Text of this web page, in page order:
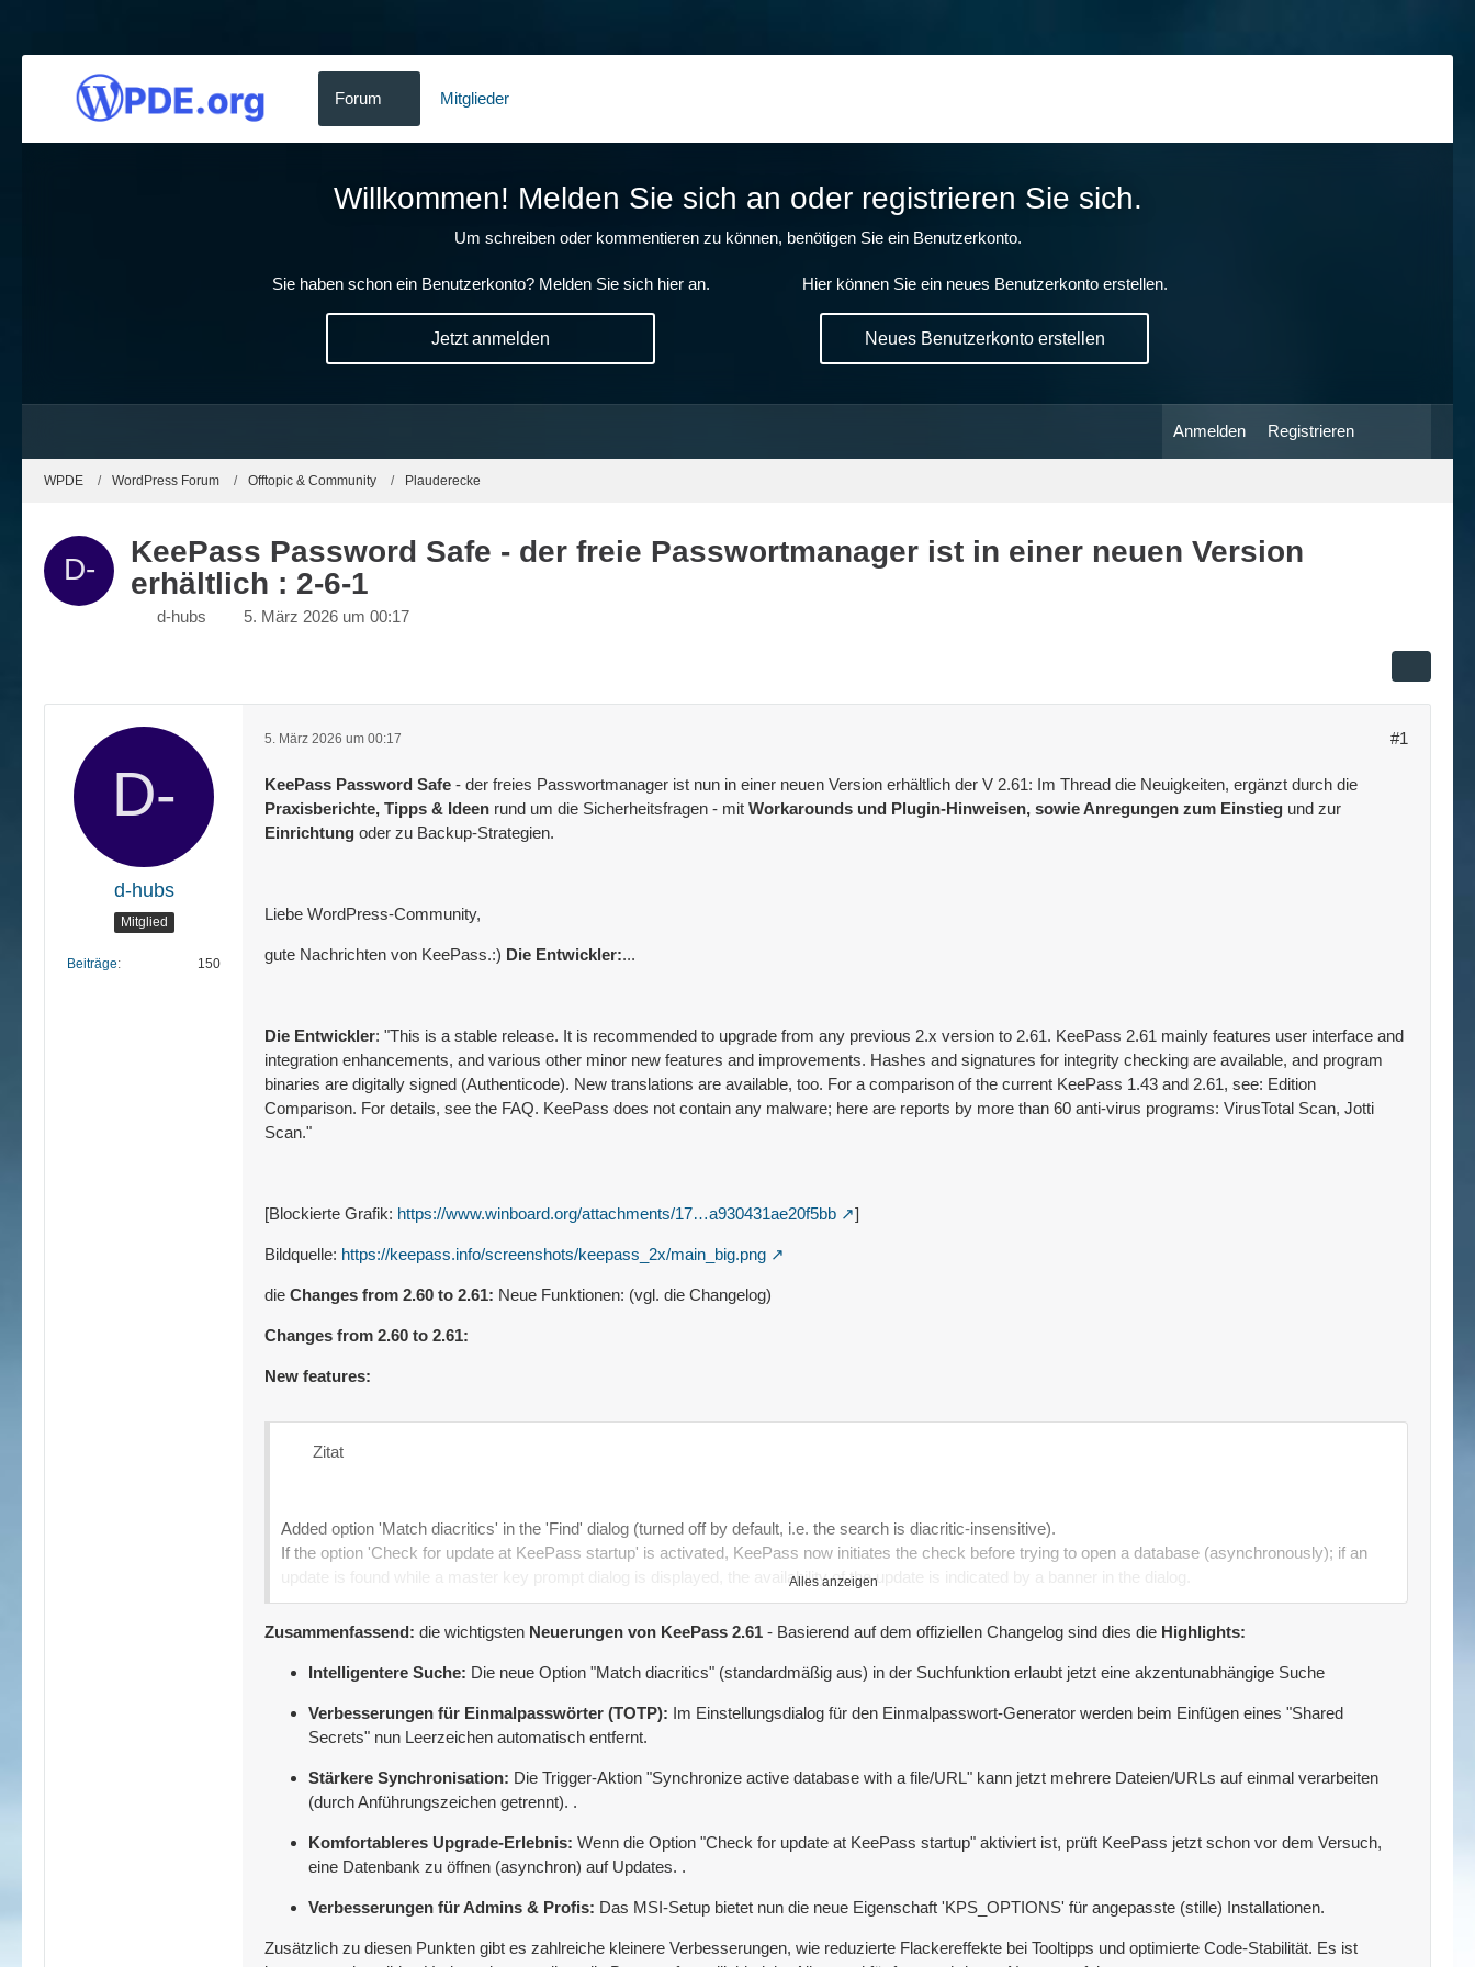
Forum Mitglieder
Willkommen! Melden Sie sich an oder registrieren Sie sich.
Um schreiben oder kommentieren zu können, benötigen Sie ein Benutzerkonto.
Sie haben schon ein Benutzerkonto? Melden Sie sich hier an.
Jetzt anmelden
Hier können Sie ein neues Benutzerkonto erstellen.
Neues Benutzerkonto erstellen
Anmelden Registrieren
WPDE WordPress Forum Offtopic & Community Plauderecke
KeePass Password Safe - der freie Passwortmanager ist in einer neuen Version
erhältlich : 2-6-1
d-hubs 5. März 2026 um 00:17
d-hubs
Mitglied
Beiträge 150
5. März 2026 um 00:17 #1
KeePass Password Safe - der freies Passwortmanager ist nun in einer neuen Version erhältlich der V 2.61: Im Thread die Neuigkeiten, ergänzt durch die
Praxisberichte, Tipps & Ideen rund um die Sicherheitsfragen - mit Workarounds und Plugin-Hinweisen, sowie Anregungen zum Einstieg und zur
Einrichtung oder zu Backup-Strategien.
Liebe WordPress-Community,
gute Nachrichten von KeePass.:) Die Entwickler:...
Die Entwickler: "This is a stable release. It is recommended to upgrade from any previous 2.x version to 2.61. KeePass 2.61 mainly features user interface and
integration enhancements, and various other minor new features and improvements. Hashes and signatures for integrity checking are available, and program
binaries are digitally signed (Authenticode). New translations are available, too. For a comparison of the current KeePass 1.43 and 2.61, see: Edition
Comparison. For details, see the FAQ. KeePass does not contain any malware; here are reports by more than 60 anti-virus programs: VirusTotal Scan, Jotti
Scan."
[Blockierte Grafik: https://www.winboard.org/attachments/17…a930431ae20f5bb ]
Bildquelle: https://keepass.info/screenshots/keepass_2x/main_big.png
die Changes from 2.60 to 2.61: Neue Funktionen: (vgl. die Changelog)
Changes from 2.60 to 2.61:
New features:
Zitat
Added option 'Match diacritics' in the 'Find' dialog (turned off by default, i.e. the search is diacritic-insensitive).
If the option 'Check for update at KeePass startup' is activated, KeePass now initiates the check before trying to open a database (asynchronously); if an
update is found while a master key prompt dialog is displayed, the availability of the update is indicated by a banner in the dialog.
When pasting a shared secret in the one-time password generator settings dialog, white-space characters are now removed automatically if the selected
Added buttons in the one-time password generator settings dialog for copying the current one-time password to the clipboard.
The one-time password generator settings dialog now supports displaying settings of history entries.
URLs; this is usually faster than building and saving new files).
The 'Synchronize active database with a file/URL' trigger action now supports synchronizing with multiple files/URLs at once (specify them in the 'File/URL'
Alles anzeigen
Zusammenfassend: die wichtigsten Neuerungen von KeePass 2.61 - Basierend auf dem offiziellen Changelog sind dies die Highlights:
Intelligentere Suche: Die neue Option "Match diacritics" (standardmäßig aus) in der Suchfunktion erlaubt jetzt eine akzentunabhängige Suche
Verbesserungen für Einmalpasswörter (TOTP): Im Einstellungsdialog für den Einmalpasswort-Generator werden beim Einfügen eines "Shared
Secrets" nun Leerzeichen automatisch entfernt.
Stärkere Synchronisation: Die Trigger-Aktion "Synchronize active database with a file/URL" kann jetzt mehrere Dateien/URLs auf einmal verarbeiten
(durch Anführungszeichen getrennt). .
Komfortableres Upgrade-Erlebnis: Wenn die Option "Check for update at KeePass startup" aktiviert ist, prüft KeePass jetzt schon vor dem Versuch,
eine Datenbank zu öffnen (asynchron) auf Updates. .
Verbesserungen für Admins & Profis: Das MSI-Setup bietet nun die neue Eigenschaft 'KPS_OPTIONS' für angepasste (stille) Installationen.
Zusätzlich zu diesen Punkten gibt es zahlreiche kleinere Verbesserungen, wie reduzierte Flackereffekte bei Tooltipps und optimierte Code-Stabilität. Es ist